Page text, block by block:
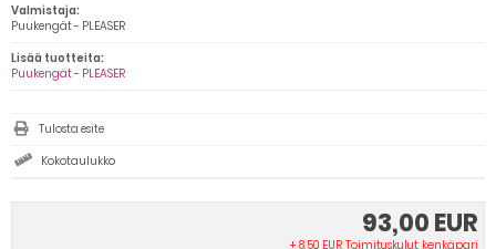
93,00 EUR
+ 8,50 EUR Toimituskulut kenkäpari
Valmistaja:
Puukengät - PLEASER
Lisää tuotteita:
Puukengät - PLEASER
Tulosta esite
Kokotaulukko